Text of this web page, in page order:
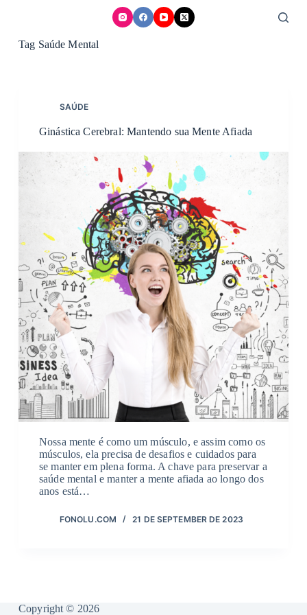
Tag Saúde Mental
SAÚDE
Ginástica Cerebral: Mantendo sua Mente Afiada
Nossa mente é como um músculo, e assim como os
músculos, ela precisa de desafios e cuidados para
se manter em plena forma. A chave para preservar a
saúde mental e manter a mente afiada ao longo dos
anos está…
FONOLU.COM 21 DE SEPTEMBER DE 2023
Copyright © 2026